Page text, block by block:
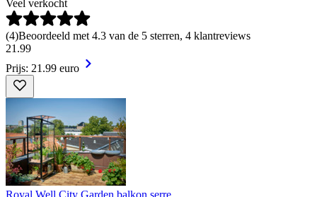
Veel verkocht
(4)Beoordeeld met 4.3 van de 5 sterren, 4 klantreviews
21 .99
Prijs: 21.99 euro